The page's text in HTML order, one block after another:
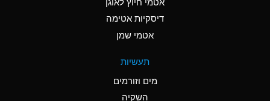
Ammonia Gas (cold)
D
Ammonia Gas (hot)
דיסקיות אטימה
אטמי שמן
תעשיות
מים וזורמים
השקיה